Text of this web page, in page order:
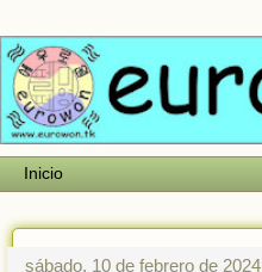
sábado, 10 de febrero de 2024